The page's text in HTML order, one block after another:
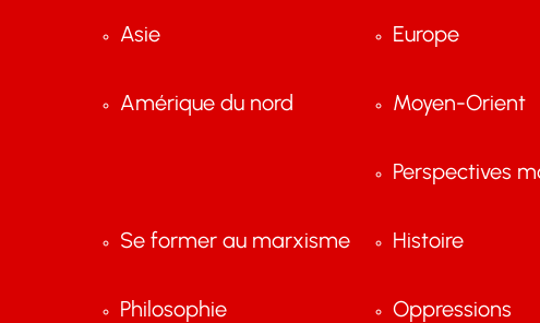
Asie
Amérique du nord
Europe
Moyen-Orient
Perspectives
Se former au marxisme
Philosophie
Histoire
Oppressions